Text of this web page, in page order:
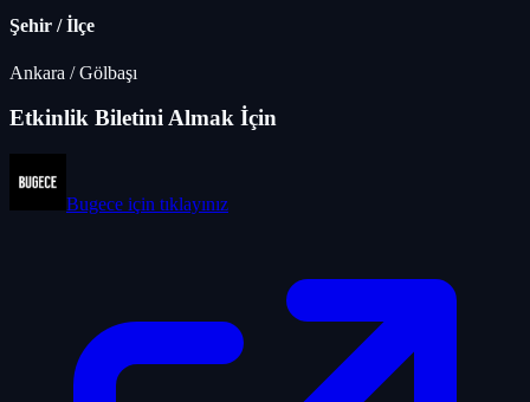
Şehir / İlçe
Ankara /Gölbaşı
Etkinlik Biletini Almak İçin
Bugece için tıklayınız